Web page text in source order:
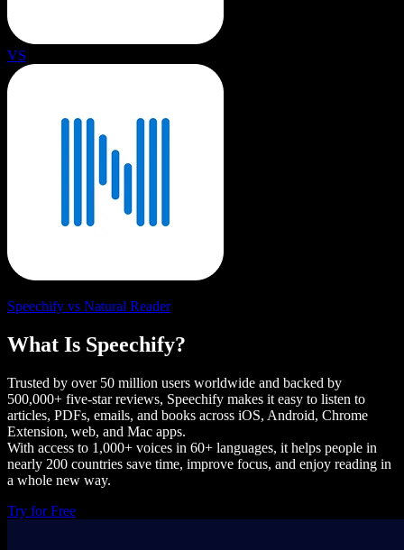
VS
Speechify vs Natural Reader
What Is Speechify?
Trusted by over 50 million users worldwide and backed by
500,000+ five-star reviews, Speechify makes it easy to listen to
articles, PDFs, emails, and books across iOS, Android, Chrome
Extension, web, and Mac apps.
With access to 1,000+ voices in 60+ languages, it helps people in
nearly 200 countries save time, improve focus, and enjoy reading in
a whole new way.
Try for Free